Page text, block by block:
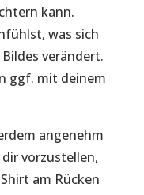
kann.
was sich
verändert.
ggf. mit deinem
angenehm
vorzustellen,
am Rücken